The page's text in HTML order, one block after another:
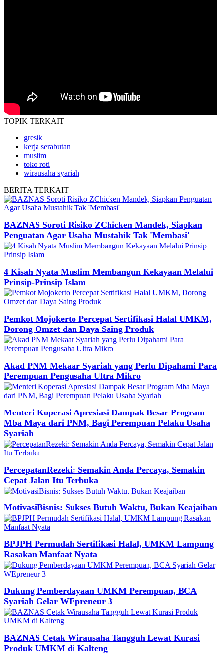
TOPIK TERKAIT
gresik
kerja serabutan
muslim
toko roti
wirausaha syariah
BERITA TERKAIT
BAZNAS Soroti Risiko ZChicken Mandek, Siapkan
Penguatan Agar Usaha Mustahik Tak 'Membasi'
4 Kisah Nyata Muslim Membangun Kekayaan Melalui
Prinsip-Prinsip Islam
Pemkot Mojokerto Percepat Sertifikasi Halal UMKM,
Dorong Omzet dan Daya Saing Produk
Akad PNM Mekaar Syariah yang Perlu Dipahami Para
Perempuan Pengusaha Ultra Mikro
Menteri Koperasi Apresiasi Dampak Besar Program
Mba Maya dari PNM, Bagi Perempuan Pelaku Usaha
Syariah
PercepatanRezeki: Semakin Anda Percaya, Semakin
Cepat Jalan Itu Terbuka
MotivasiBisnis: Sukses Butuh Waktu, Bukan Keajaiban
BPJPH Permudah Sertifikasi Halal, UMKM Lampung
Rasakan Manfaat Nyata
Dukung Pemberdayaan UMKM Perempuan, BCA
Syariah Gelar WEpreneur 3
BAZNAS Cetak Wirausaha Tangguh Lewat Kurasi
Produk UMKM di Kalteng